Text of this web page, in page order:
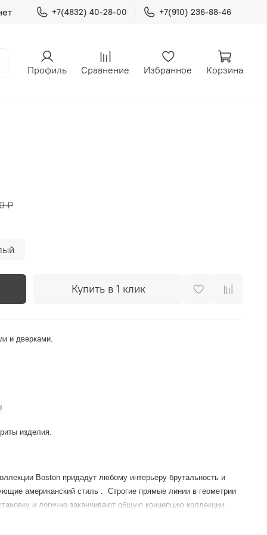
+7(4832) 40-28-00 +7(910) 236-88-46
Профиль Сравнение Избранное Корзина
₽
Купить в 1 клик
и дверками.
изделия.
Boston придадут любому интерьеру брутальность и
американский стиль . Строгие прямые линии в геометрии
и логично заканчивают общую концепцию коллекции.